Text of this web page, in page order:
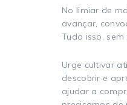
No limiar de
avançar,
Tudo isso,
Urge cultivar
descobrir e
ajudar a